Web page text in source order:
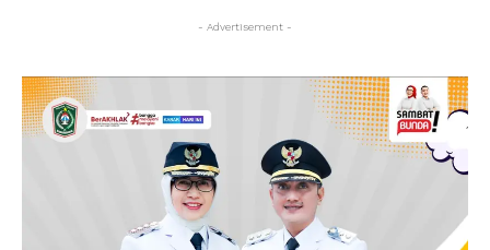
- Advertisement -